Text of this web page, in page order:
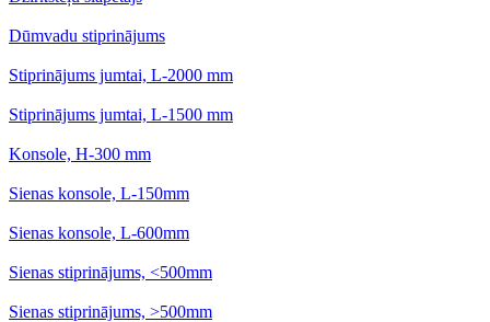
Dūmvadu stiprinājums
Stiprinājums jumtai, L-2000 mm
Stiprinājums jumtai, L-1500 mm
Konsole, H-300 mm
Sienas konsole, L-150mm
Sienas konsole, L-600mm
Sienas stiprinājums, <500mm
Sienas stiprinājums, >500mm